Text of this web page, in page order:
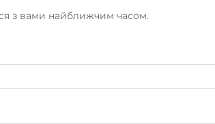
з вами найближчим часом.